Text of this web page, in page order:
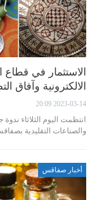
الاستثمار في قطاع
الالكترونية وآفاق
2023-03-14 20:09
انتظمت اليوم الثلاثاء ندوة
والصناعات التقليدية
أخبار صفاقس